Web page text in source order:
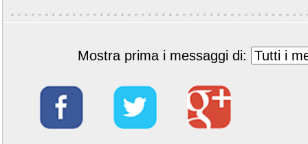
Mostra prima i messaggi di: